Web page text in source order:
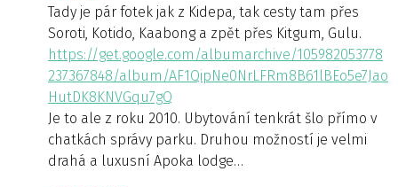
Tady je pár fotek jak z Kidepa, tak cesty tam přes
Soroti, Kotido, Kaabong a zpět přes Kitgum, Gulu.
https://get.google.com/albumarchive/105982053778
237367848/album/AF1QipNe0NrLFRm8B61lBEo5e7Jao
HutDK8KNVGqu7gQ
Je to ale z roku 2010. Ubytování tenkrát šlo přímo v
chatkách správy parku. Druhou možností je velmi
drahá a luxusní Apoka lodge…